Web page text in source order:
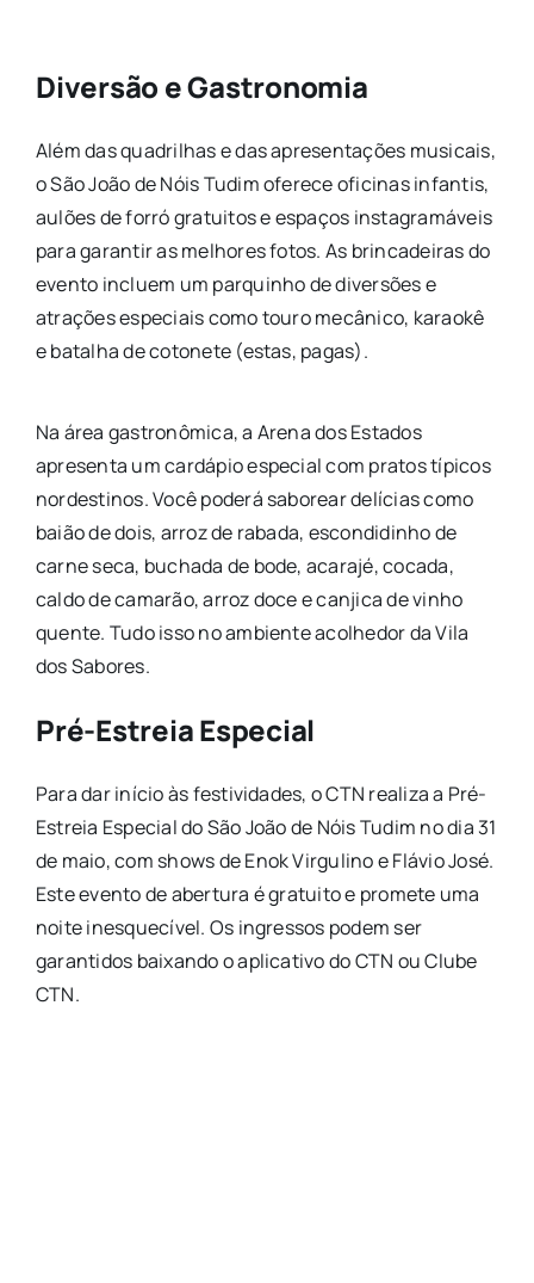
Diversão e Gastronomia
Além das quadrilhas e das apresentações musicais,
o São João de Nóis Tudim oferece oficinas infantis,
aulões de forró gratuitos e espaços instagramáveis
para garantir as melhores fotos. As brincadeiras do
evento incluem um parquinho de diversões e
atrações especiais como touro mecânico, karaokê
e batalha de cotonete (estas, pagas).
Na área gastronômica, a Arena dos Estados
apresenta um cardápio especial com pratos típicos
nordestinos. Você poderá saborear delícias como
baião de dois, arroz de rabada, escondidinho de
carne seca, buchada de bode, acarajé, cocada,
caldo de camarão, arroz doce e canjica de vinho
quente. Tudo isso no ambiente acolhedor da Vila
dos Sabores.
Pré-Estreia Especial
Para dar início às festividades, o CTN realiza a Pré-
Estreia Especial do São João de Nóis Tudim no dia 31
de maio, com shows de Enok Virgulino e Flávio José.
Este evento de abertura é gratuito e promete uma
noite inesquecível. Os ingressos podem ser
garantidos baixando o aplicativo do CTN ou Clube
CTN.